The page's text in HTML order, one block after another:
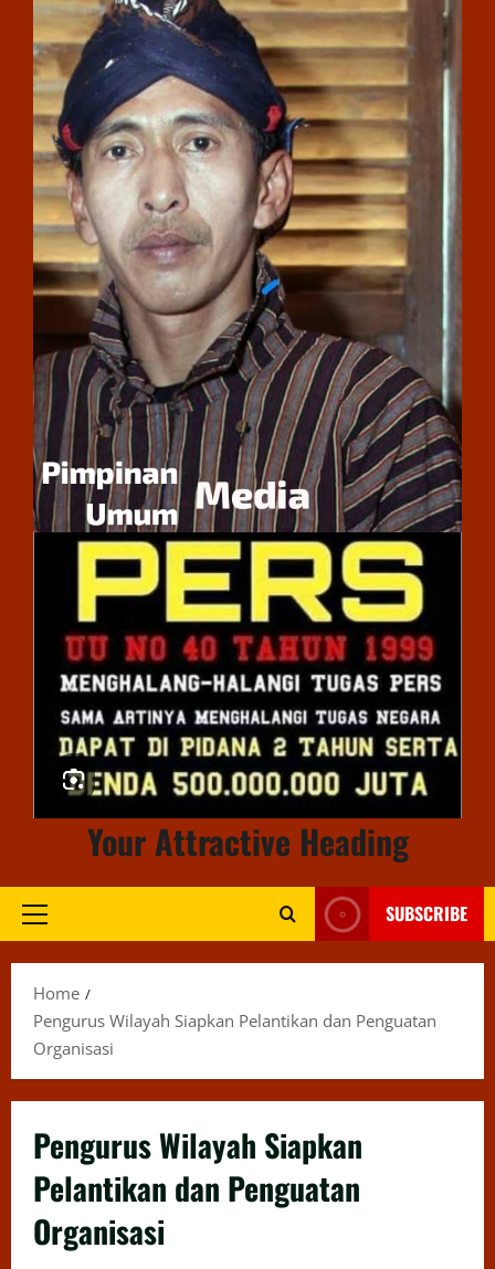
Your Attractive Heading
Primary
SUBSCRIBE
Home
Pengurus Wilayah Siapkan Pelantikan dan Penguatan
Organisasi
Pengurus Wilayah Siapkan
Pelantikan dan Penguatan
Organisasi